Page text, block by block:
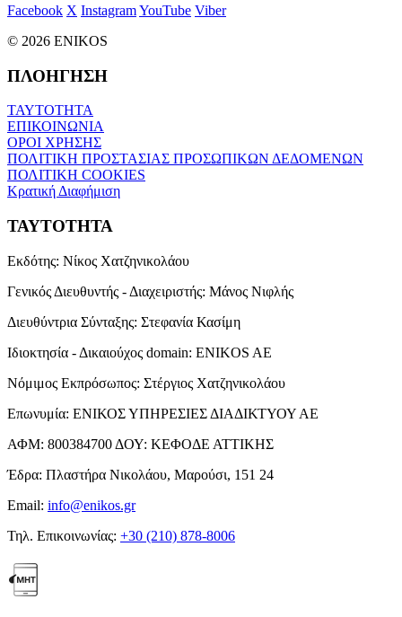
Facebook X InstagramYouTube Viber
© 2026 ENIKOS
ΠΛΟΗΓΗΣΗ
ΤΑΥΤΟΤΗΤΑ
ΕΠΙΚΟΙΝΩΝΙΑ
ΟΡΟΙ ΧΡΗΣΗΣ
ΠΟΛΙΤΙΚΗ ΠΡΟΣΤΑΣΙΑΣ ΠΡΟΣΩΠΙΚΩΝ ΔΕΔΟΜΕΝΩΝ
ΠΟΛΙΤΙΚΗ COOKIES
Κρατική Διαφήμιση
ΤΑΥΤΟΤΗΤΑ
Εκδότης: Νίκος Χατζηνικολάου
Γενικός Διευθυντής - Διαχειριστής: Μάνος Νιφλής
Διευθύντρια Σύνταξης: Στεφανία Κασίμη
Ιδιοκτησία - Δικαιούχος domain: ENIKOS AE
Νόμιμος Εκπρόσωπος: Στέργιος Χατζηνικολάου
Επωνυμία: ΕΝΙΚΟΣ ΥΠΗΡΕΣΙΕΣ ΔΙΑΔΙΚΤΥΟΥ ΑΕ
ΑΦΜ: 800384700 ΔΟΥ: ΚΕΦΟΔΕ ΑΤΤΙΚΗΣ
Έδρα: Πλαστήρα Νικολάου, Μαρούσι, 151 24
Email: info@enikos.gr
Τηλ. Επικοινωνίας: +30 (210) 878-8006